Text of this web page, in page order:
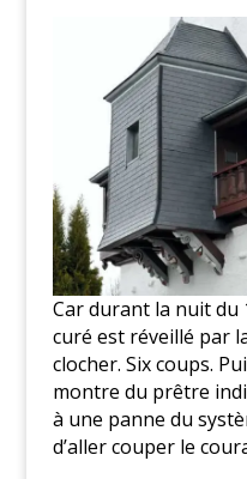
Car durant la nuit du
curé est réveillé par
clocher. Six coups.
montre du prêtre
à une panne du
d’aller couper le